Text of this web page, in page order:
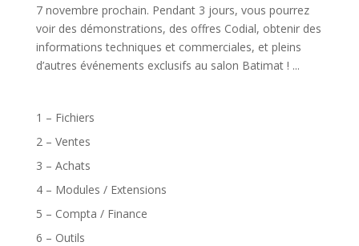
7 novembre prochain. Pendant 3 jours, vous pourrez
voir des démonstrations, des offres Codial, obtenir des
informations techniques et commerciales, et pleins
d’autres événements exclusifs au salon Batimat ! ...
1 – Fichiers
2 – Ventes
3 – Achats
4 – Modules / Extensions
5 – Compta / Finance
6 – Outils